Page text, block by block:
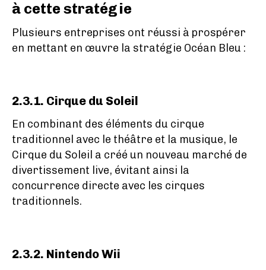
à cette stratégie
Plusieurs entreprises ont réussi à prospérer
en mettant en œuvre la stratégie Océan Bleu :
2.3.1. Cirque du Soleil
En combinant des éléments du cirque
traditionnel avec le théâtre et la musique, le
Cirque du Soleil a créé un nouveau marché de
divertissement live, évitant ainsi la
concurrence directe avec les cirques
traditionnels.
2.3.2. Nintendo Wii